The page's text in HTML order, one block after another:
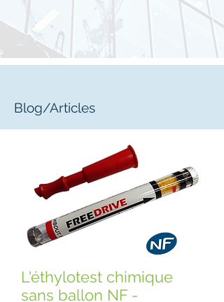
Blog/Articles
L'éthylotest chimique
sans ballon NF -